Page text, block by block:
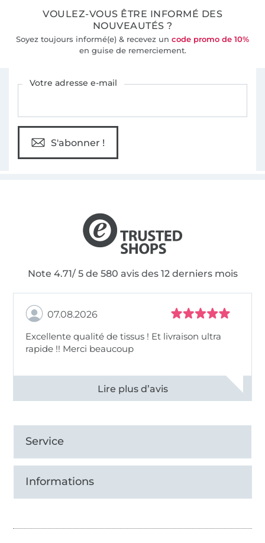
VOULEZ-VOUS ÊTRE INFORMÉ DES
NOUVEAUTÉS ?
Soyez toujours informé(e) & recevez un code promo de 10%
en guise de remerciement.
Votre adresse e-mail
S'abonner !
Note 4.71/ 5 de 580 avis des 12 derniers mois
07.08.2026
Excellente qualité de tissus ! Et livraison ultra
rapide !! Merci beaucoup
Voir tous les 11497 commentaires
Service
Informations